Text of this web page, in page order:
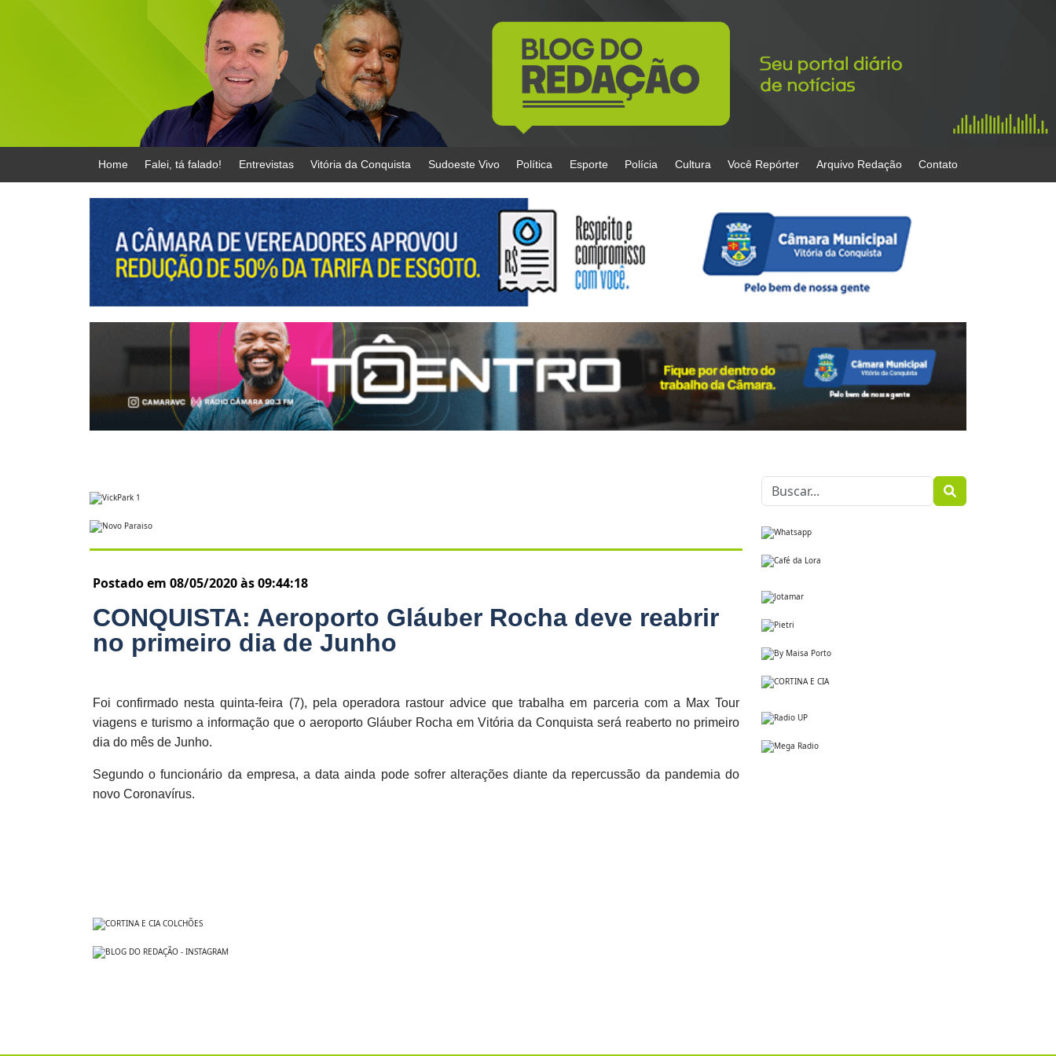
Home Falei, tá falado! Entrevistas Vitória da Conquista Sudoeste Vivo Política Esporte Polícia Cultura Você Repórter Arquivo Redação Contato
Postado em 08/05/2020 às 09:44:18
CONQUISTA: Aeroporto Gláuber Rocha deve reabrir
no primeiro dia de Junho
Foi confirmado nesta quinta-feira (7), pela operadora rastour advice que trabalha em parceria com a Max Tour
viagens e turismo a informação que o aeroporto Gláuber Rocha em Vitória da Conquista será reaberto no primeiro
dia do mês de Junho.
Segundo o funcionário da empresa, a data ainda pode sofrer alterações diante da repercussão da pandemia do
novo Coronavírus.